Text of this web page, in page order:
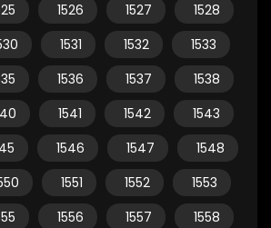
1526 1527
1528
1531 1532
1533
1536 1537
1538
1541 1542
1543
1546 1547
1548
1551 1552
1553
1556 1557
1558